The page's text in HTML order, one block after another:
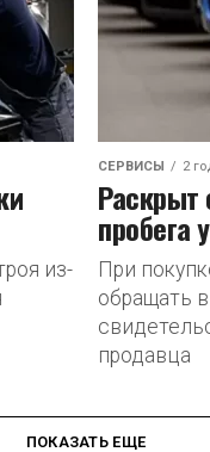
из-
СЕРВИСЫ 2
Раскрыт
пробега
При
обращать
продавца
ПОКАЗАТЬ ЕЩЕ